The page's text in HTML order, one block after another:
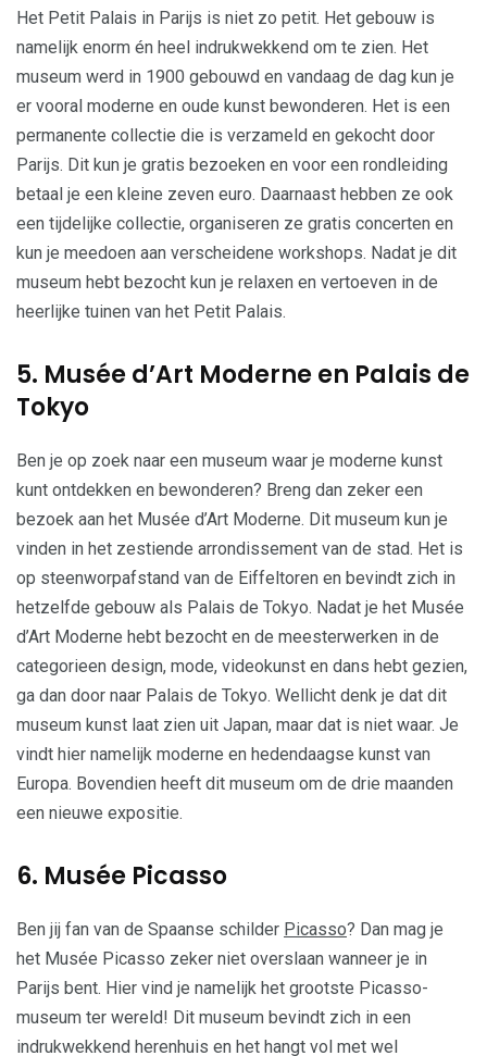
Het Petit Palais in Parijs is niet zo petit. Het gebouw is
namelijk enorm én heel indrukwekkend om te zien. Het
museum werd in 1900 gebouwd en vandaag de dag kun je
er vooral moderne en oude kunst bewonderen. Het is een
permanente collectie die is verzameld en gekocht door
Parijs. Dit kun je gratis bezoeken en voor een rondleiding
betaal je een kleine zeven euro. Daarnaast hebben ze ook
een tijdelijke collectie, organiseren ze gratis concerten en
kun je meedoen aan verscheidene workshops. Nadat je dit
museum hebt bezocht kun je relaxen en vertoeven in de
heerlijke tuinen van het Petit Palais.
5. Musée d’Art Moderne en Palais de
Tokyo
Ben je op zoek naar een museum waar je moderne kunst
kunt ontdekken en bewonderen? Breng dan zeker een
bezoek aan het Musée d’Art Moderne. Dit museum kun je
vinden in het zestiende arrondissement van de stad. Het is
op steenworpafstand van de Eiffeltoren en bevindt zich in
hetzelfde gebouw als Palais de Tokyo. Nadat je het Musée
d’Art Moderne hebt bezocht en de meesterwerken in de
categorieen design, mode, videokunst en dans hebt gezien,
ga dan door naar Palais de Tokyo. Wellicht denk je dat dit
museum kunst laat zien uit Japan, maar dat is niet waar. Je
vindt hier namelijk moderne en hedendaagse kunst van
Europa. Bovendien heeft dit museum om de drie maanden
een nieuwe expositie.
6. Musée Picasso
Ben jij fan van de Spaanse schilder Picasso? Dan mag je
het Musée Picasso zeker niet overslaan wanneer je in
Parijs bent. Hier vind je namelijk het grootste Picasso-
museum ter wereld! Dit museum bevindt zich in een
indrukwekkend herenhuis en het hangt vol met wel